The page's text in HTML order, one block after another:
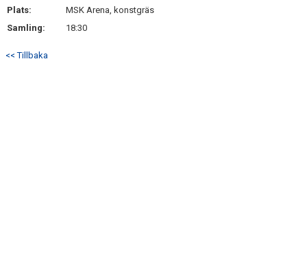
DOKUMENT
KONTAKT
Plats:
MSK Arena, konstgräs
Samling:
18:30
<< Tillbaka